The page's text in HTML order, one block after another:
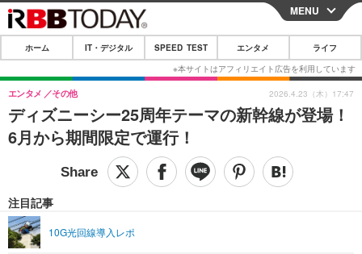
CLOSE
ホーム
IT・デジタル
IT・デジタルTOP スマートフォン
ショッピング その他
SPEED TEST
エンタメTOP 映画・ドラマ
ライフTOP
リリース一覧
MENU
ホーム IT・デジタル SPEED TEST エンタメ ライフ
ディズニーシー25周年テーマの新幹線が登場！
6月から期間限定で運行！
エンタメ その他
注目記事
10G光回線導入レポ
2026.4.23（木）17:47